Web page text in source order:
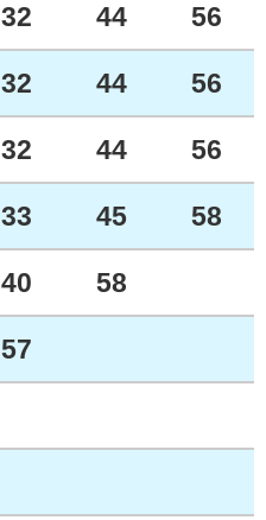
32 44 56
32 44 56
32 44 56
33 45 58
40 58
57